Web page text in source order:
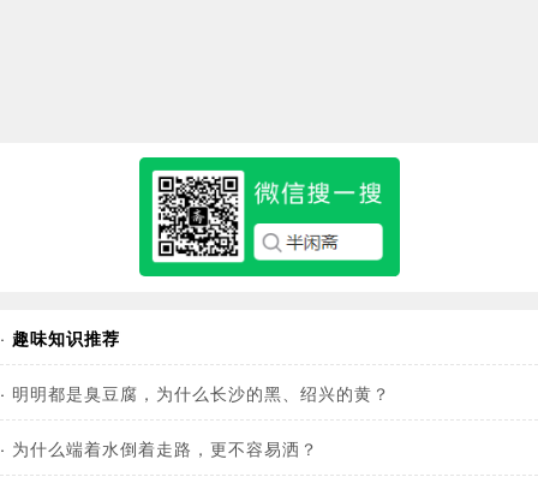
· 趣味知识推荐
· 明明都是臭豆腐，为什么长沙的黑、绍兴的黄？
· 为什么端着水倒着走路，更不容易洒？